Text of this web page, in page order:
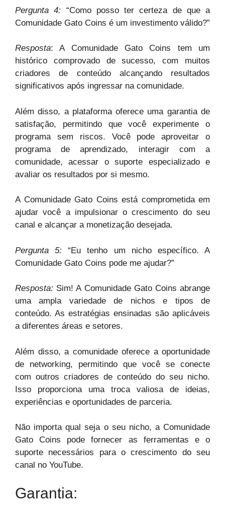
Pergunta 4: “Como posso ter certeza de que a
Comunidade Gato Coins é um investimento válido?”
Resposta: A Comunidade Gato Coins tem um
histórico comprovado de sucesso, com muitos
criadores de conteúdo alcançando resultados
significativos após ingressar na comunidade.
Além disso, a plataforma oferece uma garantia de
satisfação, permitindo que você experimente o
programa sem riscos. Você pode aproveitar o
programa de aprendizado, interagir com a
comunidade, acessar o suporte especializado e
avaliar os resultados por si mesmo.
A Comunidade Gato Coins está comprometida em
ajudar você a impulsionar o crescimento do seu
canal e alcançar a monetização desejada.
Pergunta 5: “Eu tenho um nicho específico. A
Comunidade Gato Coins pode me ajudar?”
Resposta: Sim! A Comunidade Gato Coins abrange
uma ampla variedade de nichos e tipos de
conteúdo. As estratégias ensinadas são aplicáveis
a diferentes áreas e setores.
Além disso, a comunidade oferece a oportunidade
de networking, permitindo que você se conecte
com outros criadores de conteúdo do seu nicho.
Isso proporciona uma troca valiosa de ideias,
experiências e oportunidades de parceria.
Não importa qual seja o seu nicho, a Comunidade
Gato Coins pode fornecer as ferramentas e o
suporte necessários para o crescimento do seu
canal no YouTube.
Garantia: